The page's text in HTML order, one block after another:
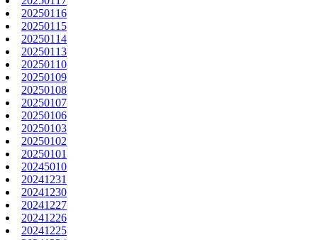
20250116
20250115
20250114
20250113
20250110
20250109
20250108
20250107
20250106
20250103
20250102
20250101
20245010
20241231
20241230
20241227
20241226
20241225